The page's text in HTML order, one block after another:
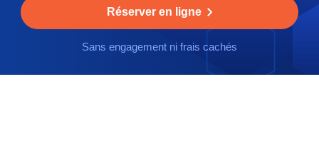
Réserver en ligne
Sans engagement ni frais cachés